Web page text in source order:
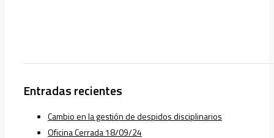
Entradas recientes
Cambio en la gestión de despidos disciplinarios
Oficina Cerrada 18/09/24